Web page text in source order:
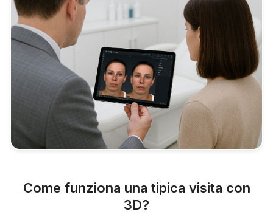
Come funziona una tipica visita con
3D?